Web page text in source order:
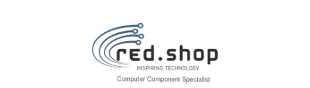
Haga Click Aqui
Hogar y Electrodomésticos Bricolaje
Prevención y Seguridad Ropa de Trabajo Calzado de Seguridad
Zapatos de Seguridad
Upower Dave S Calzado de Seguridad Bajo - Talla 42 - Suela
PU/Vibram Antideslizante, Puntera Aluminio AirToe, Sistema